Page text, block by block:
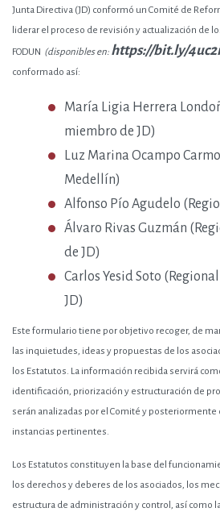
Junta Directiva (JD) conformó un Comité de
liderar el proceso de revisión y actualización de
FODUN (disponibles en: https://bit.ly/
conformado así:
María Ligia Herrera
miembro de JD)
Luz Marina Ocampo
Medellín)
Alfonso Pío Agudelo
Álvaro Rivas Guzmán
de JD)
Carlos Yesid Soto
JD)
Este formulario tiene por objetivo recoger, de
las inquietudes, ideas y propuestas de los
los Estatutos. La información recibida servirá
identificación, priorización y estructuración de
serán analizadas por el Comité y posteriormente
instancias pertinentes.
Los Estatutos constituyen la base del
los derechos y deberes de los asociados, los
estructura de administración y control, así como